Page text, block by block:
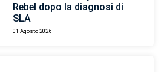
Rebel dopo la diagnosi di
SLA
01 Agosto 2026